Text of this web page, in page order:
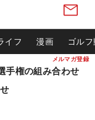
メルマガ登録
イフ 漫画 ゴル
手権の組み合わせ